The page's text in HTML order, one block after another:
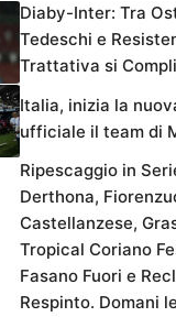
Diaby-Inter: Tra
Tedeschi e
Trattativa si
Italia, inizia la
ufficiale il team di
Ripescaggio in
Derthona,
Castellanzese,
Tropical Coriano
Fasano Fuori e
Respinto. Domani